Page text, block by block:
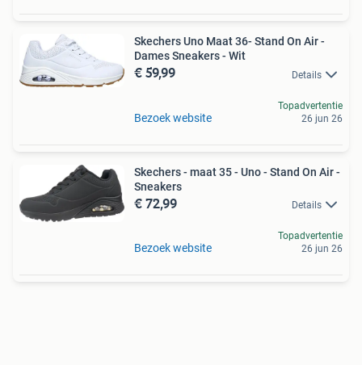
Skechers Uno Maat 36- Stand On Air -
Dames Sneakers - Wit
€ 59,99 Details
Bezoek website
Topadvertentie
26 jun 26
Skechers - maat 35 - Uno - Stand On Air -
Sneakers
€ 72,99 Details
Bezoek website
Topadvertentie
26 jun 26